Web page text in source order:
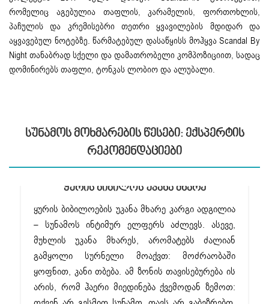
რომელიც აგებულია თაფლის, კარამელის, ფორთოხლის,
პაჩულის და კრემისებრი თეთრი ყვავილების მდიდარ და
აყვავებულ ნოტებზე. წარმატებულ დასაწყისს მოჰყვა Scandal By
Night თანაბრად სქელი და დამათრობელი კომპოზიციით, სადაც
დომინირებს თაფლი, ტონკას ლობიო და ალუბალი.
Სუნამოს Მოხმარების Წესები: Ექსპერტის
Რეკომენდაციები
Ყურის Ბიბილოს Უკანა Მხარე
ყურის ბიბილოების უკანა მხარე კარგი ადგილია
– სუნამოს ინტიმურ ელფერს აძლევს. ასევე,
მუხლის უკანა მხარეს, არომატებს ძალიან
გამყოლი სურნელი მოაქვთ: მოძრაობაში
ყოფნით, კანი თბება. ამ ზონის თავისებურება ის
არის, რომ ჰაერი მიედინება ქვემოდან ზემოთ: